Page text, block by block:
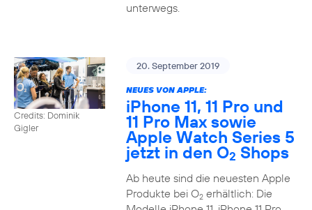
unterwegs.
Credits: Dominik
Gigler
20. September 2019
NEUES VON APPLE:
iPhone 11, 11 Pro und
11 Pro Max sowie
Apple Watch Series 5
jetzt in den O2 Shops
Ab heute sind die neuesten Apple
Produkte bei O2erhältlich: Die